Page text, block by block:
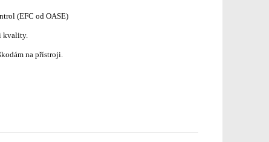
(EFC od OASE)
kvality.
na přístroji.